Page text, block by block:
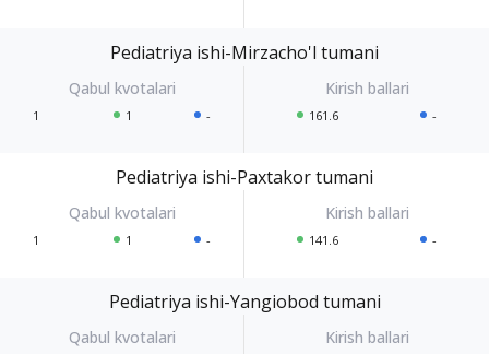
Pediatriya ishi-Mirzacho'l tumani
1 1 - 161.6 -
Pediatriya ishi-Paxtakor tumani
1 1 - 141.6 -
Pediatriya ishi-Yangiobod tumani